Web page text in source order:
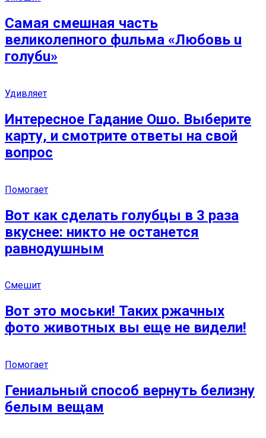
Самая смешная часть
великолепного фuльмa «Любoвь u
гoлубu»
Удивляет
Интересное Гадание Ошо. Выберите
карту, и смотрите ответы на свой
вопрос
Помогает
Вот как сделать голубцы в 3 раза
вкуснее: никто не останется
равнодушным
Смешит
Вот это моськи! Таких ржачных
фото животных вы еще не видели!
Помогает
Гениальный способ вернуть белизну
белым вещам